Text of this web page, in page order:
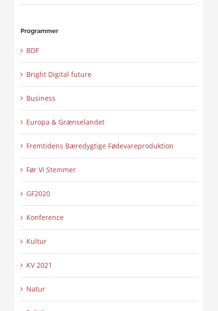
Programmer
BDF
Bright Digital future
Business
Europa & Grænselandet
Fremtidens Bæredygtige Fødevareproduktion
Før Vi Stemmer
GF2020
Konference
Kultur
KV 2021
Natur